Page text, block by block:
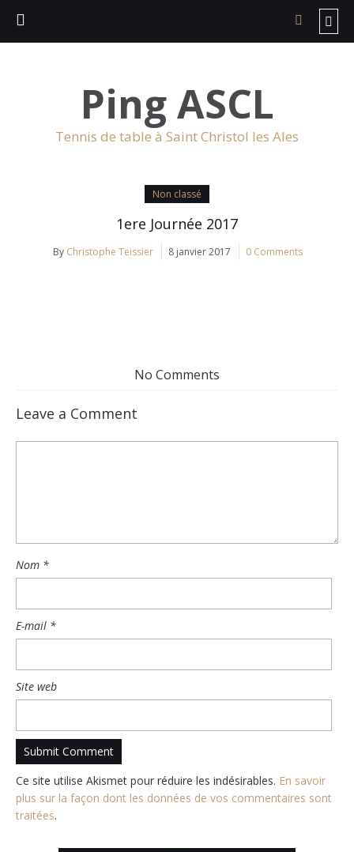
Ping ASCL
Tennis de table à Saint Christol les Ales
Non classé
1ere Journée 2017
By Christophe Teissier 8 janvier 2017 0 Comments
No Comments
Leave a Comment
Nom *
E-mail *
Site web
Ce site utilise Akismet pour réduire les indésirables. En savoir
plus sur la façon dont les données de vos commentaires sont
traitées.